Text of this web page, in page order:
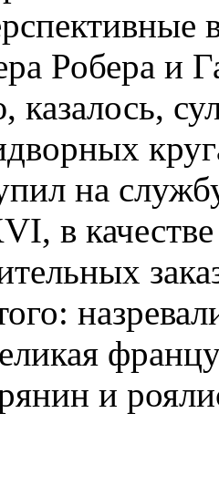
Робера и
на
в
и